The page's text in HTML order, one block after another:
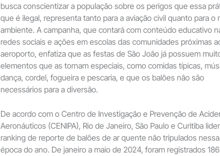
busca conscientizar a população sobre os perigos que essa
que é ilegal, representa tanto para a aviação civil quanto para o
ambiente. A campanha, que contará com conteúdo educativo
redes sociais e ações em escolas das comunidades próximas
aeroporto, enfatiza que as festas de São João já possuem
elementos que as tornam especiais, como comidas típicas,
dança, cordel, fogueira e pescaria, e que os balões não são
necessários para a diversão.
De acordo com o Centro de Investigação e Prevenção de
Aeronáuticos (CENIPA), Rio de Janeiro, São Paulo e Curitiba
ranking de reporte de balões de ar quente não tripulados nessa
época do ano. De janeiro a maio de 2024, foram registrados 186